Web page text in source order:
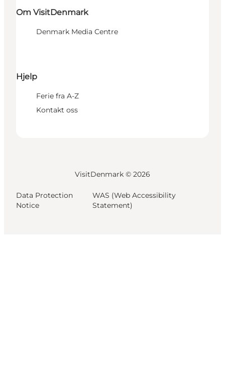
Om VisitDenmark
Denmark Media Centre
Hjelp
Ferie fra A-Z
Kontakt oss
VisitDenmark © 2026
Data Protection
Notice
WAS (Web Accessibility
Statement)